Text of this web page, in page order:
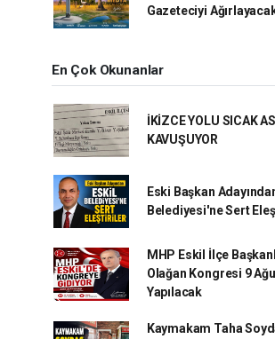
Gazeteciyi
En Çok Okunanlar
İKİZCE YOLU SICAK
KAVUŞUYOR
Eski Başkan
Belediyesi'ne Sert
MHP Eskil İlçe
Olağan Kongresi 9
Yapılacak
Kaymakam Taha